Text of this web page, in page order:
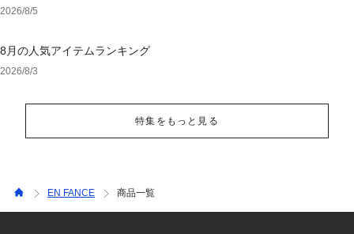
ェア
2026/8/5
8月の人気アイテムランキング
2026/8/3
特集をもっと見る
EN FANCE 商品一覧